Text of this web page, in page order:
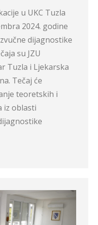
u UKC Tuzla
2024. godine
dijagnostike
su JZU
Tuzla i Ljekarska
Tečaj će
teoretskih i
iz oblasti